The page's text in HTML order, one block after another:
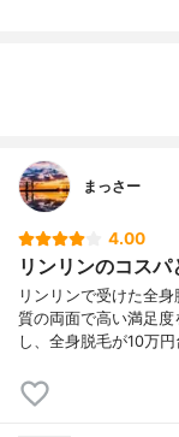
脱毛完了までの回数
対応部位：VIO
対応部位：顔
対応部位：脇
対応部位：脚
対応部位：うなじ
まっさー
4.00
リンリンのコス
リンリンで受けた全
質の両面で高い満足
し、全身脱毛が10万